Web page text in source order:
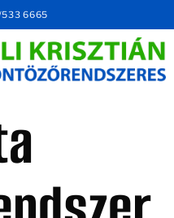
6665